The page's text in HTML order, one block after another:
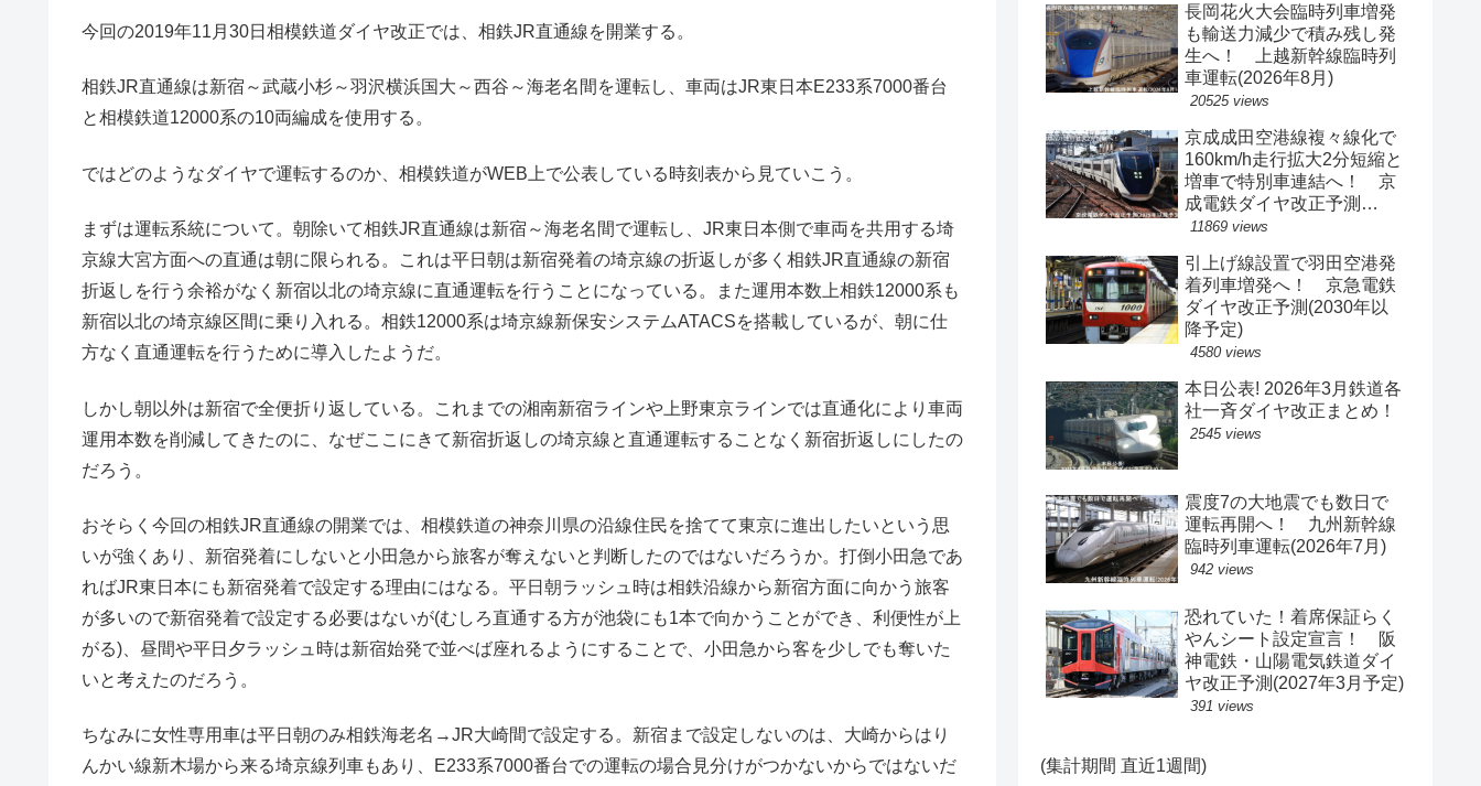
今回の2019年11月30日相模鉄道ダイヤ改正では、相鉄JR直通線を開業する。
相鉄JR直通線は新宿～武蔵小杉～羽沢横浜国大～西谷～海老名間を運転し、車両はJR東日本E233系7000番台
と相模鉄道12000系の10両編成を使用する。
ではどのようなダイヤで運転するのか、相模鉄道がWEB上で公表している時刻表から見ていこう。
まずは運転系統について。朝除いて相鉄JR直通線は新宿～海老名間で運転し、JR東日本側で車両を共用する埼
京線大宮方面への直通は朝に限られる。これは平日朝は新宿発着の埼京線の折返しが多く相鉄JR直通線の新宿
折返しを行う余裕がなく新宿以北の埼京線に直通運転を行うことになっている。また運用本数上相鉄12000系も
新宿以北の埼京線区間に乗り入れる。相鉄12000系は埼京線新保安システムATACSを搭載しているが、朝に仕
方なく直通運転を行うために導入したようだ。
しかし朝以外は新宿で全便折り返している。これまでの湘南新宿ラインや上野東京ラインでは直通化により車両
運用本数を削減してきたのに、なぜここにきて新宿折返しの埼京線と直通運転することなく新宿折返しにしたの
だろう。
おそらく今回の相鉄JR直通線の開業では、相模鉄道の神奈川県の沿線住民を捨てて東京に進出したいという思
いが強くあり、新宿発着にしないと小田急から旅客が奪えないと判断したのではないだろうか。打倒小田急であ
ればJR東日本にも新宿発着で設定する理由にはなる。平日朝ラッシュ時は相鉄沿線から新宿方面に向かう旅客
が多いので新宿発着で設定する必要はないが(むしろ直通する方が池袋にも1本で向かうことができ、利便性が上
がる)、昼間や平日夕ラッシュ時は新宿始発で並べば座れるようにすることで、小田急から客を少しでも奪いた
いと考えたのだろう。
ちなみに女性専用車は平日朝のみ相鉄海老名→JR大崎間で設定する。新宿まで設定しないのは、大崎からはり
んかい線新木場から来る埼京線列車もあり、E233系7000番台での運転の場合見分けがつかないからではないだ
長岡花火大会臨時列車増発
も輸送力減少で積み残し発
生へ！ 上越新幹線臨時列
車運転(2026年8月)
20525 views
京成成田空港線複々線化で
160km/h走行拡大2分短縮と
増車で特別車連結へ！ 京
成電鉄ダイヤ改正予測
(2029年以降予定)
11869 views
引上げ線設置で羽田空港発
着列車増発へ！ 京急電鉄
ダイヤ改正予測(2030年以
降予定)
4580 views
本日公表! 2026年3月鉄道各
社一斉ダイヤ改正まとめ！
2545 views
震度7の大地震でも数日で
運転再開へ！ 九州新幹線
臨時列車運転(2026年7月)
942 views
恐れていた！着席保証らく
やんシート設定宣言！ 阪
神電鉄・山陽電気鉄道ダイ
ヤ改正予測(2027年3月予定)
391 views
(集計期間 直近1週間)